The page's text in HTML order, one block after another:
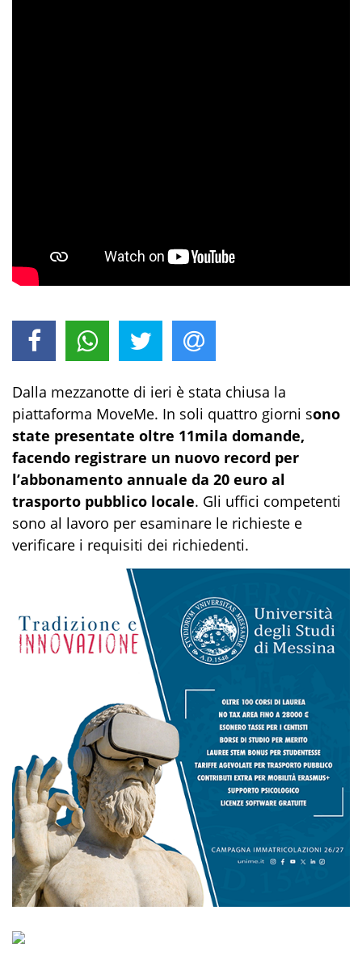
Dalla mezzanotte di ieri è stata chiusa la
piattaforma MoveMe. In soli quattro giorni sono
state presentate oltre 11mila domande,
facendo registrare un nuovo record per
l’abbonamento annuale da 20 euro al
trasporto pubblico locale. Gli uffici competenti
sono al lavoro per esaminare le richieste e
verificare i requisiti dei richiedenti.